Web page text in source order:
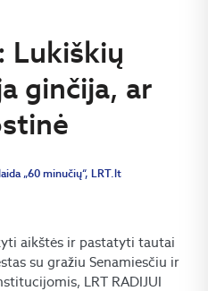
Lukiškių
ginčija, ar
„60 minučių“, LRT.lt
aikštės ir pastatyti tautai
su gražiu Senamiesčiu ir
LRT RADIJUI